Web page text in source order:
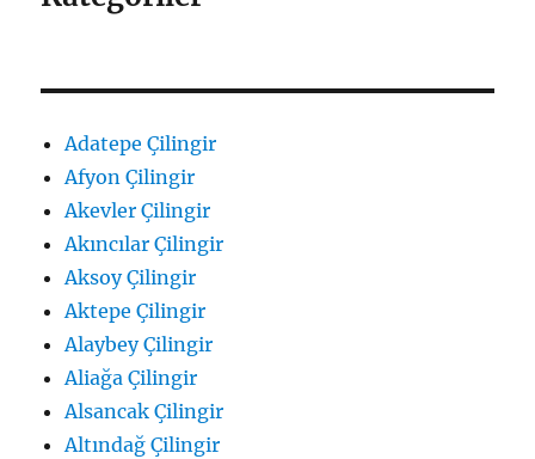
Adatepe Çilingir
Afyon Çilingir
Akevler Çilingir
Akıncılar Çilingir
Aksoy Çilingir
Aktepe Çilingir
Alaybey Çilingir
Aliağa Çilingir
Alsancak Çilingir
Altındağ Çilingir